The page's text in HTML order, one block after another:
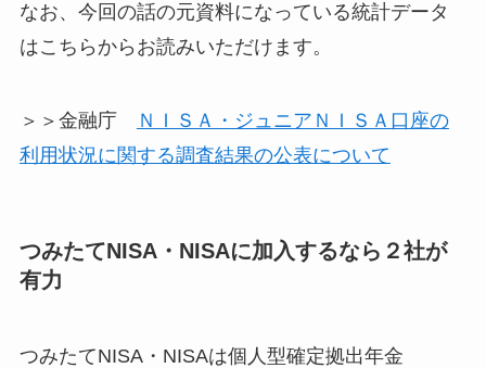
なお、今回の話の元資料になっている統計データ
はこちらからお読みいただけます。
＞＞金融庁
ＮＩＳＡ・ジュニアＮＩＳＡ口座の
利用状況に関する調査結果の公表について
つみたてNISA・NISAに加入するなら２社が
有力
つみたてNISA・NISAは個人型確定拠出年金